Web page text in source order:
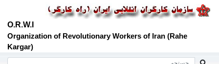
O.R.W.I
Organization of Revolutionary Workers of Iran (Rahe
Kargar)